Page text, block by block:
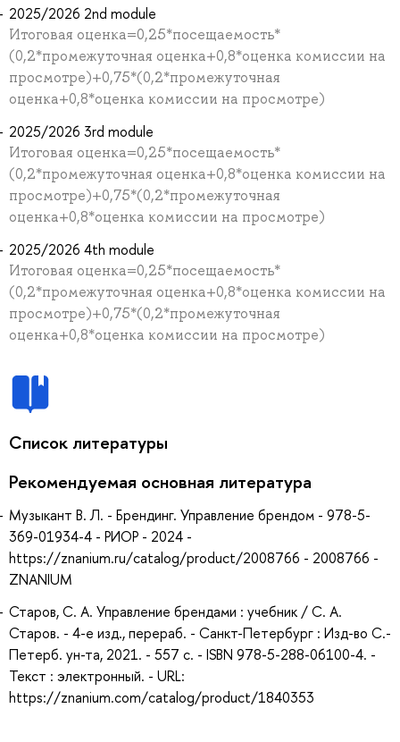
2025/2026 2nd module
Итоговая оценка=0,25*посещаемость*
(0,2*промежуточная оценка+0,8*оценка комиссии на
просмотре)+0,75*(0,2*промежуточная
оценка+0,8*оценка комиссии на просмотре)
2025/2026 3rd module
Итоговая оценка=0,25*посещаемость*
(0,2*промежуточная оценка+0,8*оценка комиссии на
просмотре)+0,75*(0,2*промежуточная
оценка+0,8*оценка комиссии на просмотре)
2025/2026 4th module
Итоговая оценка=0,25*посещаемость*
(0,2*промежуточная оценка+0,8*оценка комиссии на
просмотре)+0,75*(0,2*промежуточная
оценка+0,8*оценка комиссии на просмотре)
Список литературы
Рекомендуемая основная литература
Музыкант В. Л. - Брендинг. Управление брендом - 978-5-
369-01934-4 - РИОР - 2024 -
https://znanium.ru/catalog/product/2008766 - 2008766 -
ZNANIUM
Старов, С. А. Управление брендами : учебник / С. А.
Старов. - 4-е изд., перераб. - Санкт-Петербург : Изд-во С.-
Петерб. ун-та, 2021. - 557 с. - ISBN 978-5-288-06100-4. -
Текст : электронный. - URL:
https://znanium.com/catalog/product/1840353